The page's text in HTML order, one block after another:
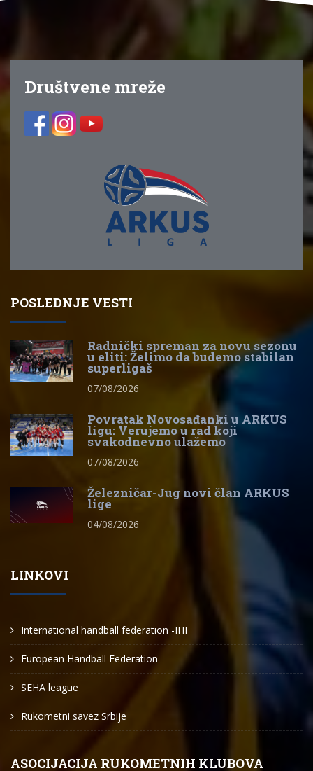
Društvene mreže
POSLEDNJE VESTI
Radnički spreman za novu sezonu
u eliti: Želimo da budemo stabilan
superligaš
07/08/2026
Povratak Novosađanki u ARKUS
ligu: Verujemo u rad koji
svakodnevno ulažemo
07/08/2026
Železničar-Jug novi član ARKUS
lige
04/08/2026
LINKOVI
International handball federation -IHF
European Handball Federation
SEHA league
Rukometni savez Srbije
ASOCIJACIJA RUKOMETNIH KLUBOVA